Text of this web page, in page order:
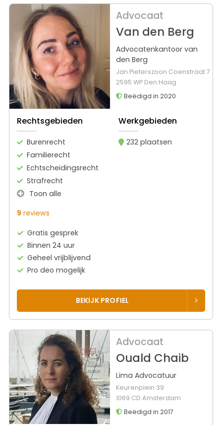
Advocaat
Van den Berg
Advocatenkantoor van
den Berg
Jan Pieterszoon Coenstraat 7
2595 WP Den Haag
Beëdigd in 2020
Rechtsgebieden
Burenrecht
Familierecht
Echtscheidingsrecht
Strafrecht
Toon alle
Werkgebieden
232 plaatsen
9 reviews
Gratis gesprek
Binnen 24 uur
Geheel vrijblijvend
Pro deo mogelijk
BEKIJK PROFIEL
Advocaat
Ouald Chaib
Lima Advocatuur
Keurenplein 39
1069 CD Amsterdam
Beëdigd in 2017